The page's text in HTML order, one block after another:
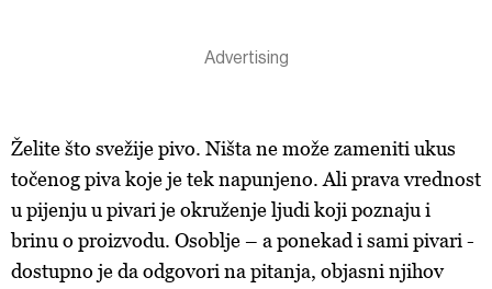
Želite što svežije pivo. Ništa ne može zameniti ukus
točenog piva koje je tek napunjeno. Ali prava vrednost
u pijenju u pivari je okruženje ljudi koji poznaju i
brinu o proizvodu. Osoblje – a ponekad i sami pivari -
dostupno je da odgovori na pitanja, objasni njihov